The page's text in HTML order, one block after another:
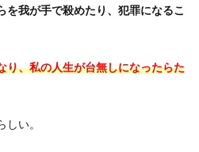
を我が手で殺めたり、犯罪になるこ
り、私の人生が台無しになったらた
い。